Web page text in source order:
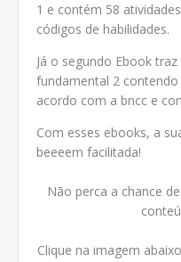
1 e contém 58
códigos de habilidades.
Já o segundo Ebook
fundamental 2
acordo com a bncc e
Com esses ebooks, a
beeeem facilitada!
Não perca a chance
Clique na imagem